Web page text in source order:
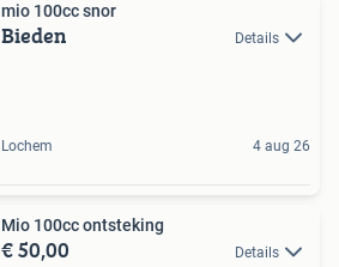
mio 100cc snor
Bieden Details
Lochem 4 aug 26
Mio 100cc ontsteking
€ 50,00 Details